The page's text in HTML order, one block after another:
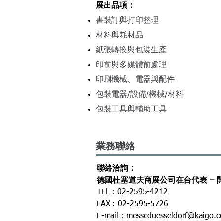
展出品項 ：
書裝訂與打印整理
材料與耗材品
紙張轉換與包裝生產
印前與多媒體前處理
印刷機械、電器與配件
包裝電器/設備/機械/材料
包裝工具與輔助工具
​業務聯絡
聯絡洽詢 :
德國杜塞道夫商展公司在台代表 –
TEL : 02-2595-4212
FAX : 02-2595-5726
E-mail :